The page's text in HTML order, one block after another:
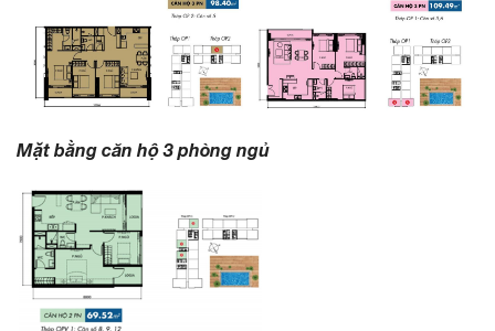
Mặt bằng căn hộ 3 phòng ngủ